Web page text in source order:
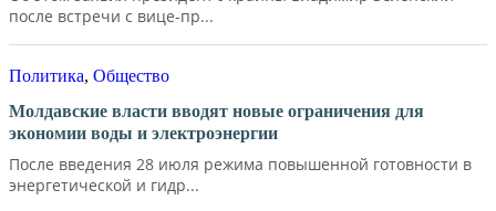
после встречи с вице-пр...
Политика, Общество
Молдавские власти вводят новые ограничения для
экономии воды и электроэнергии
После введения 28 июля режима повышенной готовности в
энергетической и гидр...